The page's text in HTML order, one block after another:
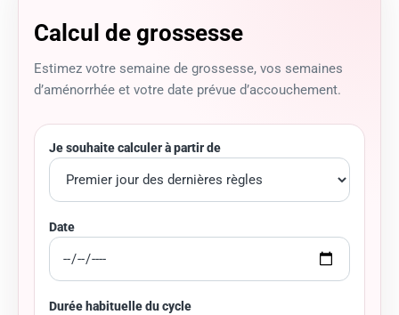
Calcul de grossesse
Estimez votre semaine de grossesse, vos semaines
d’aménorrhée et votre date prévue d’accouchement.
Je souhaite calculer à partir de
Date
Durée habituelle du cycle